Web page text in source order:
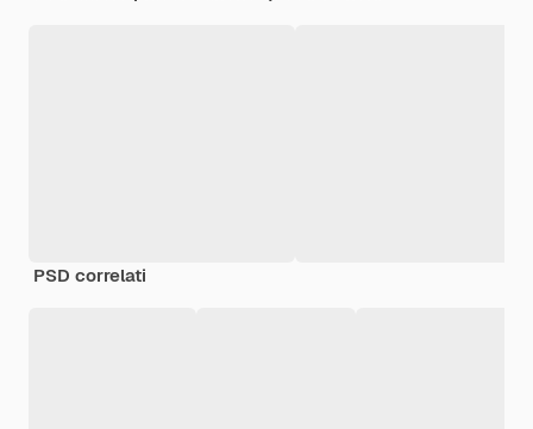
PSD correlati